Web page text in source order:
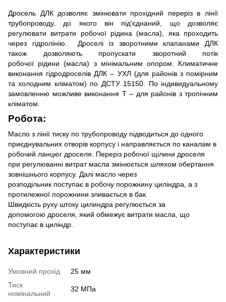
Дросель ДЛК дозволяє змінювати
прохідний переріз в лінії
трубопроводу, до якого він під'єднаний, що
дозволяє
регулювати
витрати робочої рідина (масла), яка проходить
через гідролінію. Дроселі із зворотними клапанами ДЛК
також дозволяють пропускати зворотний потік
робочої рідини (масла) з мінімальним опором. Климатичне
виконання гідродроселів ДЛК – УХЛ (для районів з помірним
та холодним кліматом) по ДСТУ 15150. По індивидуальному
замовленню можливе виконання Т – для районів з тропічним
кліматом.
Робота:
Масло з лінії тиску по трубопроводу підводиться до одного
приєднувальних отворів корпусу і направляється по каналам в
робочий ланцюг дроселя. Переріз робочої щілини дроселя
при регулюванні витрат масла змінюється шляхом обертання
зовнішнього корпусу. Далі масло через
розподільник поступає в робочу порожнину циліндра, а з
протилежної порожнини зливається в бак.
Швидкість руху штоку цилиндра регулюється за
допомогою дроселя, який обмежує витрати масла, що
поступає в циліндр.
Характеристики
Умовний прохід
25 мм
Тиск
номінальний
32 МПа